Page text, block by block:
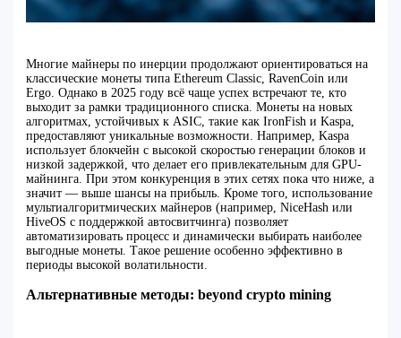
Многие майнеры по инерции продолжают ориентироваться на
классические монеты типа Ethereum Classic, RavenCoin или
Ergo. Однако в 2025 году всё чаще успех встречают те, кто
выходит за рамки традиционного списка. Монеты на новых
алгоритмах, устойчивых к ASIC, такие как IronFish и Kaspa,
предоставляют уникальные возможности. Например, Kaspa
использует блокчейн с высокой скоростью генерации блоков и
низкой задержкой, что делает его привлекательным для GPU-
майнинга. При этом конкуренция в этих сетях пока что ниже, а
значит — выше шансы на прибыль. Кроме того, использование
мультиалгоритмических майнеров (например, NiceHash или
HiveOS с поддержкой автосвитчинга) позволяет
автоматизировать процесс и динамически выбирать наиболее
выгодные монеты. Такое решение особенно эффективно в
периоды высокой волатильности.
Альтернативные методы: beyond crypto mining